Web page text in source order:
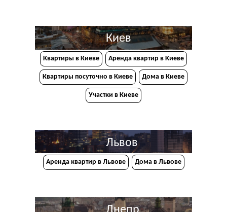
Киев
Квартиры в Киеве Аренда квартир в Киеве
Квартиры посуточно в Киеве Дома в Киеве
Участки в Киеве
Львов
Аренда квартир в Львове Дома в Львове